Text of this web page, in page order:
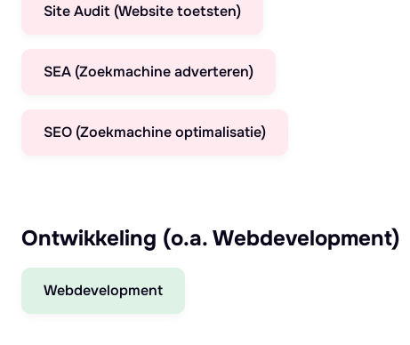
Site Audit (Website toetsten)
SEA (Zoekmachine adverteren)
SEO (Zoekmachine optimalisatie)
Ontwikkeling (o.a. Webdevelopment)
Webdevelopment